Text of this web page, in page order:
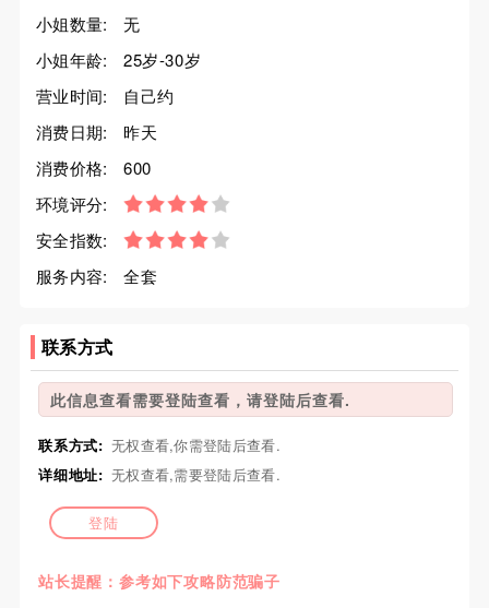
小姐数量:
无
小姐年龄:
25岁-30岁
营业时间:
自己约
消费日期:
昨天
消费价格:
600
环境评分:
安全指数:
服务内容:
全套
联系方式
此信息查看需要登陆查看，请登陆后查看.
联系方式: 无权查看,你需登陆后查看.
详细地址: 无权查看,需要登陆后查看.
登陆
站长提醒：参考如下攻略防范骗子